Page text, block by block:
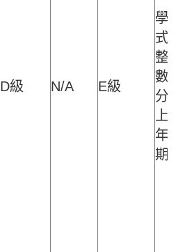
D級 N/A E級
學
式
整
數
分
上
年
期